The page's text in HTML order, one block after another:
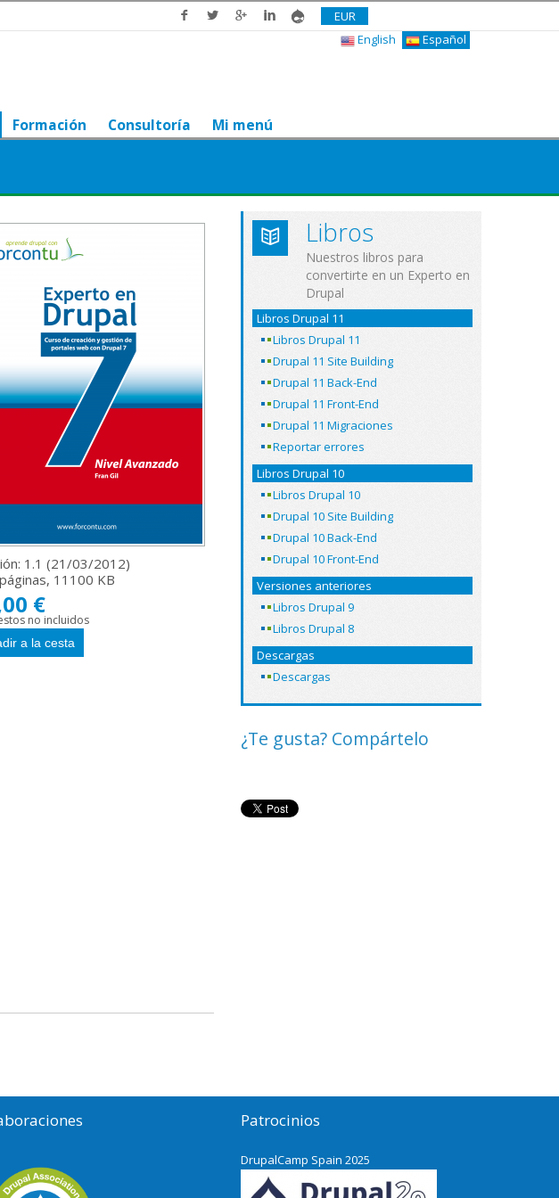
EUR
English
Español
Formación Consultoría Mi menú
1.1 (21/03/2012)
11100 KB
€
no incluidos
Libros
Nuestros libros para
convertirte en un Experto en
Drupal
Libros Drupal 11
Libros Drupal 11
Drupal 11 Site Building
Drupal 11 Back-End
Drupal 11 Front-End
Drupal 11 Migraciones
Reportar errores
Libros Drupal 10
Libros Drupal 10
Drupal 10 Site Building
Drupal 10 Back-End
Drupal 10 Front-End
Versiones anteriores
Libros Drupal 9
Libros Drupal 8
Descargas
Descargas
¿Te gusta? Compártelo
Patrocinios
DrupalCamp Spain 2025